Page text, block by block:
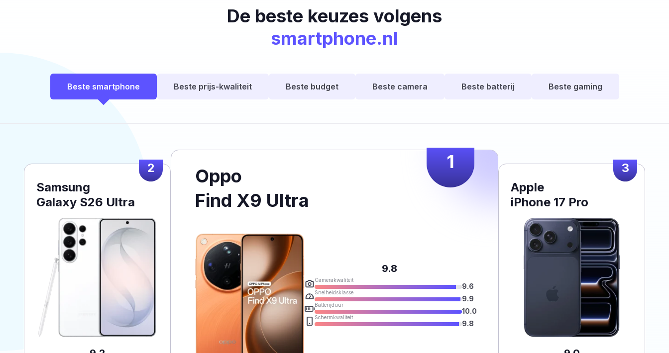
De beste keuzes volgens
smartphone.nl
Beste smartphone Beste prijs-kwaliteit Beste budget Beste camera Beste batterij Beste gaming
1
Oppo
Find X9 Ultra
9.8
Camerakwaliteit
9.6
Snelheidsklasse
9.9
Batterijduur
10.0
Schermkwaliteit
9.8
2
Samsung
Galaxy S26 Ultra
3
Apple
iPhone 17 Pro